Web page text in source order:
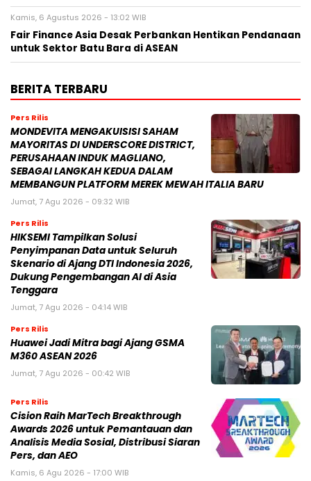
Kamis, 6 Agustus 2026 - 13:02 WIB
Fair Finance Asia Desak Perbankan Hentikan Pendanaan
untuk Sektor Batu Bara di ASEAN
BERITA TERBARU
Pers Rilis
MONDEVITA MENGAKUISISI SAHAM
MAYORITAS DI UNDERSCORE DISTRICT,
PERUSAHAAN INDUK MAGLIANO,
SEBAGAI LANGKAH KEDUA DALAM
MEMBANGUN PLATFORM MEREK MEWAH ITALIA BARU
Jumat, 7 Agu 2026 - 09:32 WIB
Pers Rilis
HIKSEMI Tampilkan Solusi
Penyimpanan Data untuk Seluruh
Skenario di Ajang DTI Indonesia 2026,
Dukung Pengembangan AI di Asia
Tenggara
Jumat, 7 Agu 2026 - 04:14 WIB
Pers Rilis
Huawei Jadi Mitra bagi Ajang GSMA
M360 ASEAN 2026
Jumat, 7 Agu 2026 - 00:42 WIB
Pers Rilis
Cision Raih MarTech Breakthrough
Awards 2026 untuk Pemantauan dan
Analisis Media Sosial, Distribusi Siaran
Pers, dan AEO
Kamis, 6 Agu 2026 - 17:00 WIB